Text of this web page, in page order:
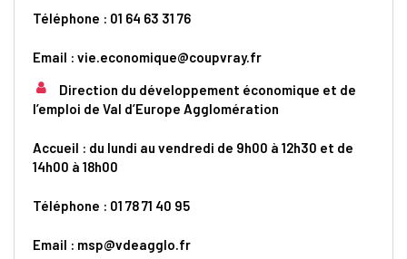
Téléphone : 01 64 63 31 76
Email : vie.economique@coupvray.fr
Direction du développement économique et de
l’emploi de Val d’Europe Agglomération
Accueil : du lundi au vendredi de 9h00 à 12h30 et de
14h00 à 18h00
Téléphone : 01 78 71 40 95
Email : msp@vdeagglo.fr